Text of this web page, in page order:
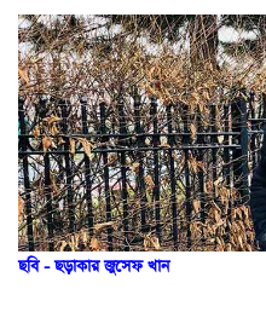
ছবি - ছড়াকার জুসেফ খান